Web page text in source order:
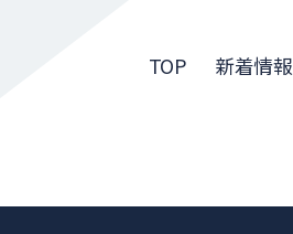
TOP 新着情報